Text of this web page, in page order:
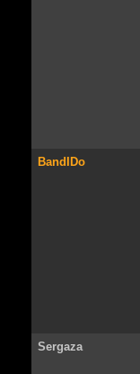
BandIDo
Sergaza